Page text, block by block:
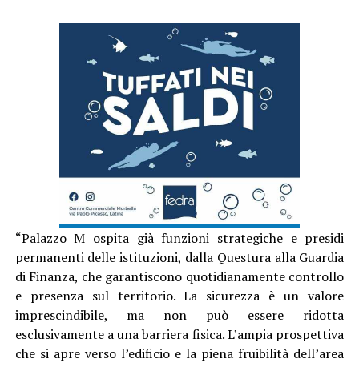
“Palazzo M ospita già funzioni strategiche e presidi
permanenti delle istituzioni, dalla Questura alla Guardia
di Finanza, che garantiscono quotidianamente controllo
e presenza sul territorio. La sicurezza è un valore
imprescindibile, ma non può essere ridotta
esclusivamente a una barriera fisica. L’ampia prospettiva
che si apre verso l’edificio e la piena fruibilità dell’area